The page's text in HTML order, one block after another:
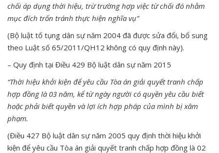
chối áp dụng thời hiệu, trừ trường hợp việc từ chối đó nhằm
mục đích trốn tránh thực hiện nghĩa vụ”
(Bộ luật tố tụng dân sự năm 2004 đã được sửa đổi, bổ sung
theo Luật số 65/2011/QH12 không có quy định này).
– Quy định tại Điều 429 Bộ luật dân sự năm 2015
“Thời hiệu khởi kiện để yêu cầu Tòa án giải quyết tranh chấp
hợp đồng là 03 năm, kể từ ngày người có quyền yêu cầu biết
hoặc phải biết quyền và lợi ích hợp pháp của mình bị xâm
phạm.
(Điều 427 Bộ luật dân sự năm 2005 quy định thời hiệu khởi
kiện để yêu cầu Tòa án giải quyết tranh chấp hợp đồng là 02